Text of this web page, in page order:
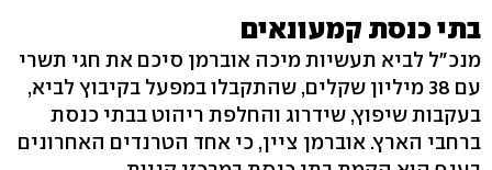
בתי כנסת קמעונאים
מנכ"ל לביא תעשיות מיכה אוברמן סיכם את חגי תשרי
עם 38 מיליון שקלים, שהתקבלו במפעל בקיבוץ לביא,
בעקבות שיפוץ, שידרוג והחלפת ריהוט בבתי כנסת
ברחבי הארץ. אוברמן ציין, כי אחד הטרנדים האחרונים